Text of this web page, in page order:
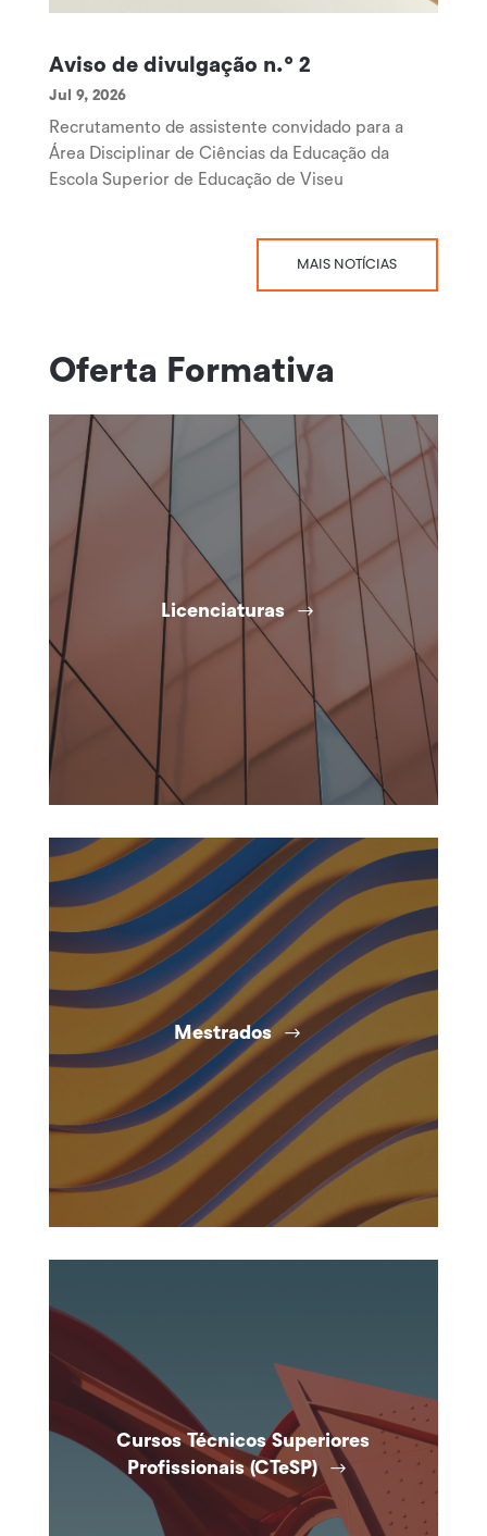
Aviso de divulgação n.º 2
Jul 9, 2026
Recrutamento de assistente convidado para a
Área Disciplinar de Ciências da Educação da
Escola Superior de Educação de Viseu
MAIS NOTÍCIAS
Oferta Formativa
Licenciaturas
Mestrados
Cursos Técnicos Superiores
Profissionais (CTeSP)